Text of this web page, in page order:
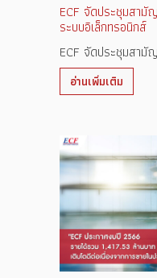
ECF จัดประชุมสา
ระบบอิเล็กทรอนิกส์
ECF จัดประชุมสามั
อ่านเพิ่มเติม